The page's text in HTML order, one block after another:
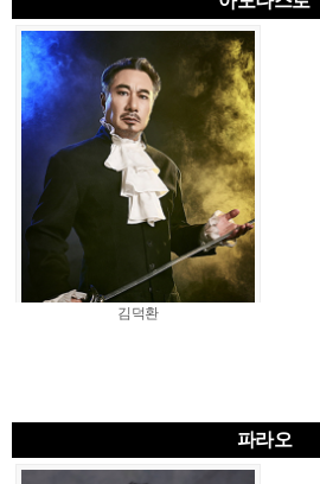
김덕환
파라오